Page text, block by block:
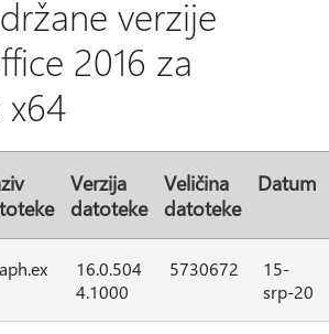
verzije
2016 za
Verzija
datoteke
Veličina
datoteke
Datum
16.0.504
4.1000
5730672
15-
srp-20